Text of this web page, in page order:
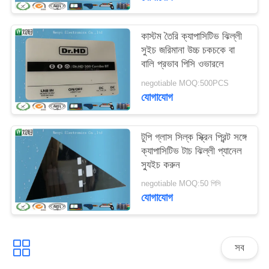
কাস্টম তৈরি ক্যাপাসিটিভ ঝিল্লী
সুইচ জরিমানা উচ্চ চকচকে বা
বালি প্রভাব পিসি ওভারলে
negotiable MOQ:500PCS
যোগাযোগ
টুপি গ্লাস সিল্ক স্ক্রিন প্রিন্ট সঙ্গে
ক্যাপাসিটিভ টাচ ঝিল্লী প্যানেল
স্যুইচ করুন
negotiable MOQ:50 পিসি
যোগাযোগ
সব